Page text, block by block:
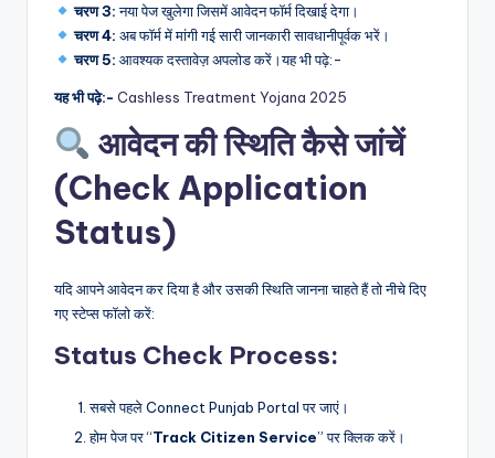
चरण 3:नया पेज खुलेगा जिसमें आवेदन फॉर्म दिखाई देगा।
चरण 4: अब फॉर्म में मांगी गई सारी जानकारी सावधानीपूर्वक भरें।
चरण 5: आवश्यक दस्तावेज़ अपलोड करें।यह भी पढ़े:-
यह भी पढ़े:- Cashless Treatment Yojana 2025
आवेदन की स्थिति कैसे जांचें
(Check Application
Status)
यदि आपने आवेदन कर दिया है और उसकी स्थिति जानना चाहते हैं तो नीचे दिए
गए स्टेप्स फॉलो करें:
Status Check Process:
सबसे पहले Connect Punjab Portal पर जाएं।
होम पेज पर “Track Citizen Service” पर क्लिक करें।